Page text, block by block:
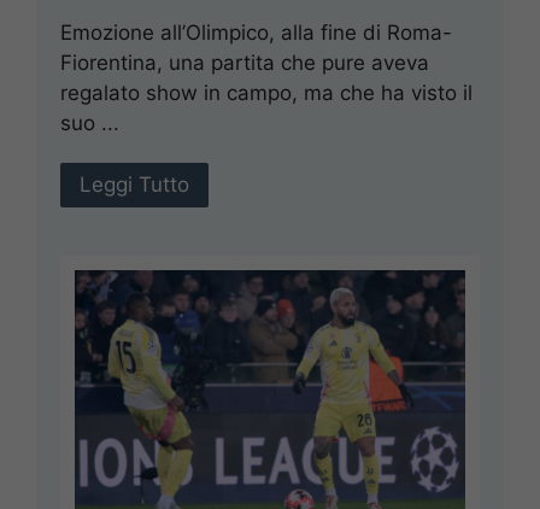
Emozione all’Olimpico, alla fine di Roma-
Fiorentina, una partita che pure aveva
regalato show in campo, ma che ha visto il
suo ...
Leggi Tutto